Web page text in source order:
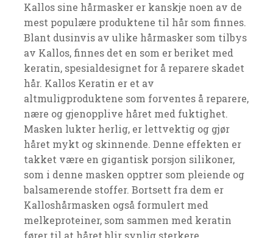
Kallos sine hårmasker er kanskje noen av de
mest populære produktene til hår som finnes.
Blant dusinvis av ulike hårmasker som tilbys
av Kallos, finnes det en som er beriket med
keratin, spesialdesignet for å reparere skadet
hår. Kallos Keratin er et av
altmuligproduktene som forventes å reparere,
nære og gjenopplive håret med fuktighet.
Masken lukter herlig, er lettvektig og gjør
håret mykt og skinnende. Denne effekten er
takket være en gigantisk porsjon silikoner,
som i denne masken opptrer som pleiende og
balsamerende stoffer. Bortsett fra dem er
Kalloshårmasken også formulert med
melkeproteiner, som sammen med keratin
fører til at håret blir synlig sterkere.